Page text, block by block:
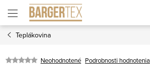
obsah
Teplákovina
Neohodnotené Podrobnosti hodnotenia